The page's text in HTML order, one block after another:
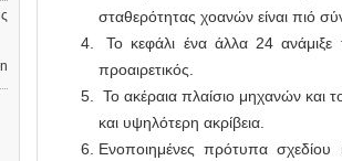
σταθερότητας χοανών είναι πιό
Το κεφάλι ένα άλλα 24 ανάμιξε
προαιρετικός.
Το ακέραια πλαίσιο μηχανών και
και υψηλότερη ακρίβεια.
Ενοποιημένες πρότυπα